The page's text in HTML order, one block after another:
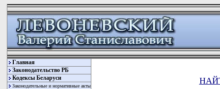
Главная
Законодательство РБ
Кодексы Беларуси
Законодательные и нормативные акты